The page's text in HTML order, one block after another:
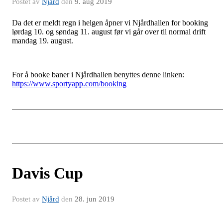
Postet av Njård den 9. aug 2019
Da det er meldt regn i helgen åpner vi Njårdhallen for booking
lørdag 10. og søndag 11. august før vi går over til normal drift
mandag 19. august.
For å booke baner i Njårdhallen benyttes denne linken:
https://www.sportyapp.com/booking
Davis Cup
Postet av Njård den 28. jun 2019